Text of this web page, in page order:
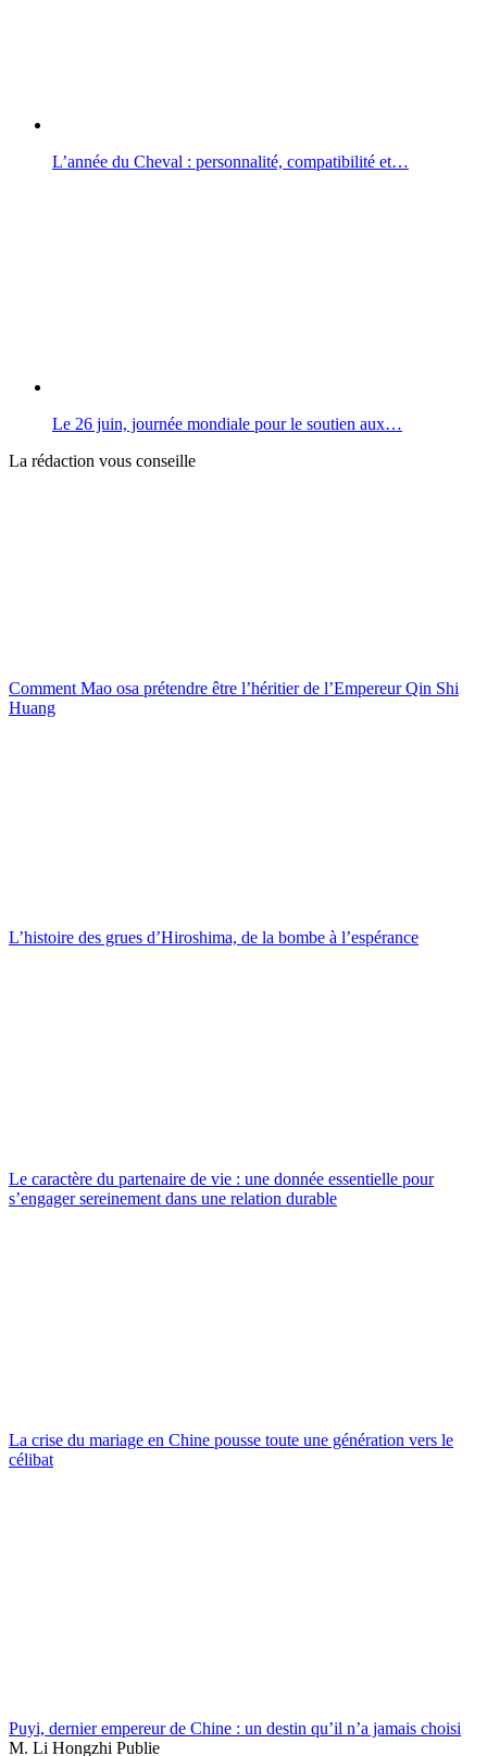
L’année du Cheval : personnalité, compatibilité et…
Le 26 juin, journée mondiale pour le soutien aux…
La rédaction vous conseille
Comment Mao osa prétendre être l’héritier de l’Empereur Qin Shi
Huang
L’histoire des grues d’Hiroshima, de la bombe à l’espérance
Le caractère du partenaire de vie : une donnée essentielle pour
s’engager sereinement dans une relation durable
La crise du mariage en Chine pousse toute une génération vers le
célibat
Puyi, dernier empereur de Chine : un destin qu’il n’a jamais choisi
M. Li Hongzhi Publie